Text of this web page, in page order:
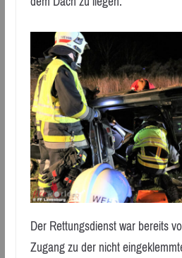
Der Rettungsdienst war bereits
Zugang zu der nicht